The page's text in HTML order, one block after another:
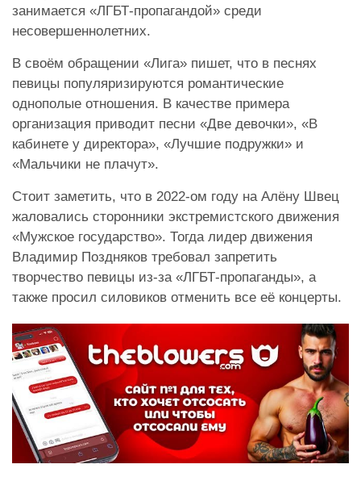
занимается «ЛГБТ-пропагандой» среди
несовершеннолетних.
В своём обращении «Лига» пишет, что в песнях
певицы популяризируются романтические
однополые отношения. В качестве примера
организация приводит песни «Две девочки», «В
кабинете у директора», «Лучшие подружки» и
«Мальчики не плачут».
Стоит заметить, что в 2022-ом году на Алёну Швец
жаловались сторонники экстремистского движения
«Мужское государство». Тогда лидер движения
Владимир Поздняков требовал запретить
творчество певицы из-за «ЛГБТ-пропаганды», а
также просил силовиков отменить все её концерты.